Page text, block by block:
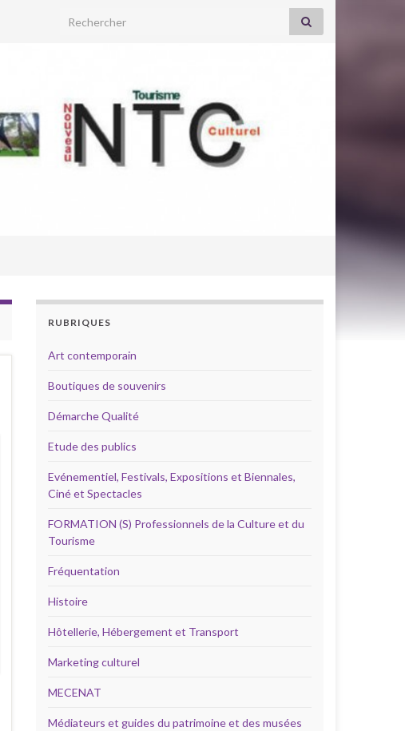
Search for:
RUBRIQUES
Art contemporain
Boutiques de souvenirs
Démarche Qualité
Etude des publics
Evénementiel, Festivals, Expositions et Biennales,
Ciné et Spectacles
FORMATION (S) Professionnels de la Culture et du
Tourisme
Fréquentation
Histoire
Hôtellerie, Hébergement et Transport
Marketing culturel
MECENAT
Médiateurs et guides du patrimoine et des musées